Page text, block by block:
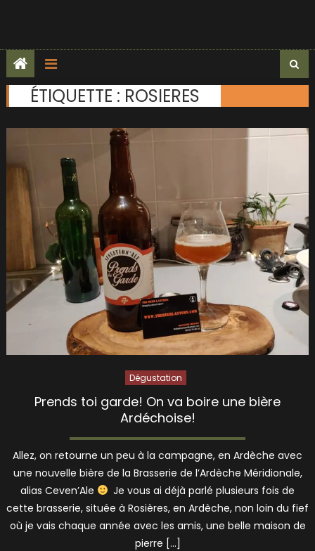
ÉTIQUETTE : ROSIERES
Dégustation
Prends toi garde! On va boire une bière
Ardéchoise!
Allez, on retourne un peu à la campagne, en Ardèche avec
une nouvelle bière de la Brasserie de l’Ardèche Méridionale,
alias Ceven’Ale
Je vous ai déjà parlé plusieurs fois de
cette brasserie, située à Rosières, en Ardèche, non loin du fief
où je vais chaque année avec les amis, une belle maison de
pierre […]